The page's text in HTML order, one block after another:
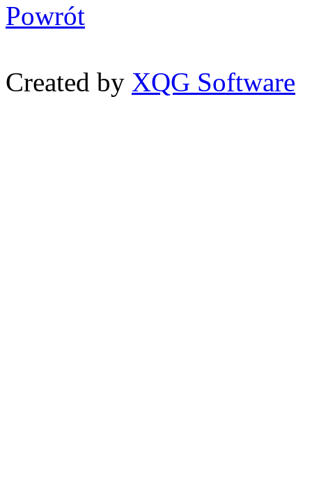
Powrót
Created by XQG Software